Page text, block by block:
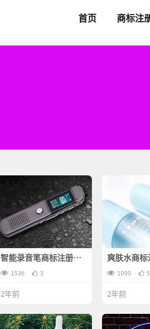
首页 商标注
智能录音笔商标注册属
于哪一类？
1536 3
2年前
爽肤水商
是什么？
1090
2年前